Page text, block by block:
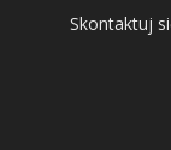
Skontaktuj